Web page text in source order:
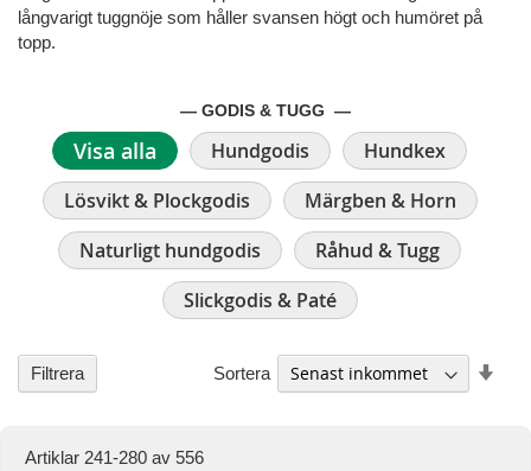
långvarigt tuggnöje som håller svansen högt och humöret på
topp.
— GODIS & TUGG —
Visa alla Hundgodis
Hundkex
Lösvikt & Plockgodis
Märgben & Horn
Naturligt hundgodis
Råhud & Tugg
Slickgodis & Paté
Filtrera
Artiklar 241-280 av 556
Sortera